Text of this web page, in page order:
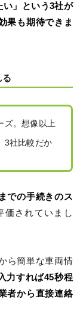
い」という3社が
果も期待できま
る
ズ。想像以上
3社比較だか
での手続きのス
価されていまし
ら簡単な車両情
力すれば45秒程
者から直接連絡